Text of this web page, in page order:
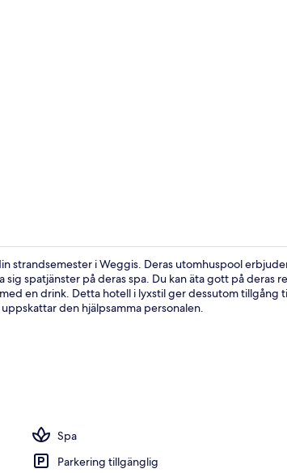
strandsemester i Weggis. Deras utomhuspool
spatjänster på deras spa. Du kan äta gott på deras
en drink. Detta hotell i lyxstil ger dessutom tillgång
den hjälpsamma personalen.
Spa
Parkering tillgänglig